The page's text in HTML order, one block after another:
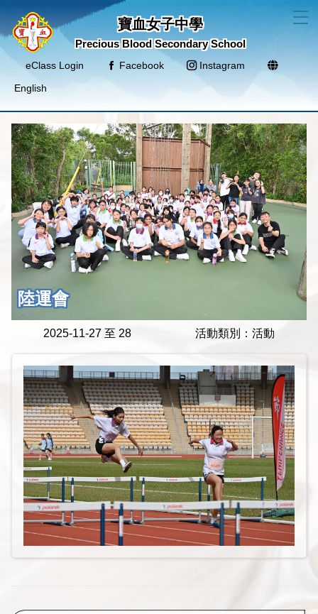
寶血女子中學
Precious Blood Secondary School
eClass Login Facebook
Instagram
English
陸運會
2025-11-27 至 28 活動類別：活動